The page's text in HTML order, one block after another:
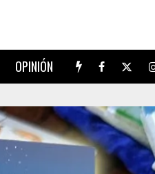
OPINIÓN